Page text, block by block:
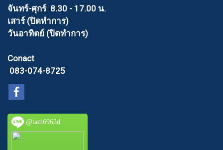
จันทร์-ศุกร์ 8.30 - 17.00 น.
เสาร์ (ปิดทำการ)
วันอาทิตย์ (ปิดทำการ)
Conact
083-074-8725
@tam6962d